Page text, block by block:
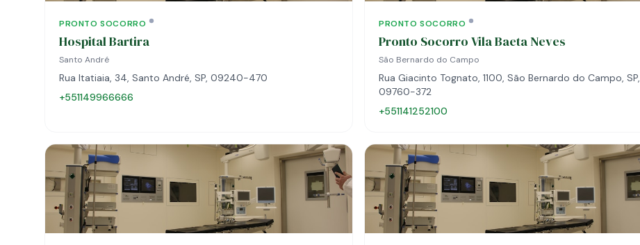
PRONTO SOCORRO
Hospital Bartira
Santo André
Rua Itatiaia, 34, Santo André, SP, 09240-470
+551149966666
PRONTO SOCORRO
Pronto Socorro Vila Baeta Neves
São Bernardo do Campo
Rua Giacinto Tognato, 1100, São Bernardo do Campo, SP,
09760-372
+551141252100